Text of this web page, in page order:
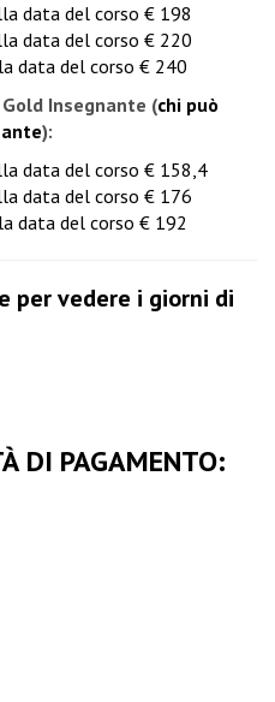
data del corso € 198
data del corso € 220
data del corso € 240
Insegnante (chi può
):
data del corso € 158,4
data del corso € 176
data del corso € 192
per vedere i giorni di
DI PAGAMENTO: